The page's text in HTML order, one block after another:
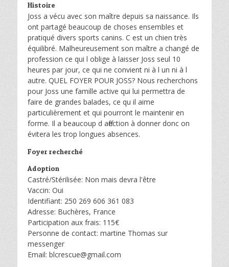
Histoire
Joss a vécu avec son maître depuis sa naissance. Ils
ont partagé beaucoup de choses ensembles et
pratiqué divers sports canins. C est un chien très
équilibré. Malheureusement son maître a changé de
profession ce qui l oblige à laisser Joss seul 10
heures par jour, ce qui ne convient ni à l un ni à l
autre. QUEL FOYER POUR JOSS? Nous recherchons
pour Joss une famille active qui lui permettra de
faire de grandes balades, ce qu il aime
particulièrement et qui pourront le maintenir en
forme. Il a beaucoup d affection à donner donc on
évitera les trop longues absences.
Foyer recherché
Adoption
Castré/Stérilisée: Non mais devra l'être
Vaccin: Oui
Identifiant: 250 269 606 361 083
Adresse: Buchères, France
Participation aux frais: 115€
Personne de contact: martine Thomas sur
messenger
Email: blcrescue@gmail.com